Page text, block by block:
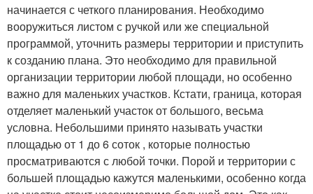
начинается с четкого планирования. Необходимо
вооружиться листом с ручкой или же специальной
программой, уточнить размеры территории и приступить
к созданию плана. Это необходимо для правильной
организации территории любой площади, но особенно
важно для маленьких участков. Кстати, граница, которая
отделяет маленький участок от большого, весьма
условна. Небольшими принято называть участки
площадью от 1 до 6 соток , которые полностью
просматриваются с любой точки. Порой и территории с
большей площадью кажутся маленькими, особенно когда